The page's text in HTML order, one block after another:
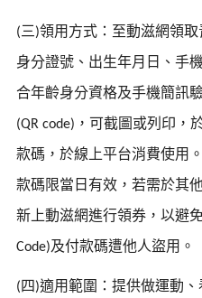
(三)領用方式：至動滋網領取
身分證號、出生年月日、手
合年齡身分資格及手機簡訊
(QR code) ，可截圖或列印，
款碼，於線上平台消費使用
款碼限當日有效，若需於其
新上動滋網進行領券，以避
Code)及付款碼遭他人盜用。
(四)適用範圍：提供做運動